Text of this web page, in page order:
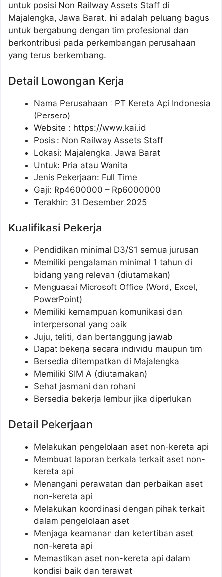
untuk posisi Non Railway Assets Staff di
Majalengka, Jawa Barat. Ini adalah peluang bagus
untuk bergabung dengan tim profesional dan
berkontribusi pada perkembangan perusahaan
yang terus berkembang.
Detail Lowongan Kerja
Nama Perusahaan : PT Kereta Api Indonesia
(Persero)
Website : https://www.kai.id
Posisi: Non Railway Assets Staff
Lokasi: Majalengka, Jawa Barat
Untuk: Pria atau Wanita
Jenis Pekerjaan: Full Time
Gaji: Rp4600000 – Rp6000000
Terakhir: 31 Desember 2025
Kualifikasi Pekerja
Pendidikan minimal D3/S1 semua jurusan
Memiliki pengalaman minimal 1 tahun di
bidang yang relevan (diutamakan)
Menguasai Microsoft Office (Word, Excel,
PowerPoint)
Memiliki kemampuan komunikasi dan
interpersonal yang baik
Juju, teliti, dan bertanggung jawab
Dapat bekerja secara individu maupun tim
Bersedia ditempatkan di Majalengka
Memiliki SIM A (diutamakan)
Sehat jasmani dan rohani
Bersedia bekerja lembur jika diperlukan
Detail Pekerjaan
Melakukan pengelolaan aset non-kereta api
Membuat laporan berkala terkait aset non-
kereta api
Menangani perawatan dan perbaikan aset
non-kereta api
Melakukan koordinasi dengan pihak terkait
dalam pengelolaan aset
Menjaga keamanan dan ketertiban aset
non-kereta api
Memastikan aset non-kereta api dalam
kondisi baik dan terawat